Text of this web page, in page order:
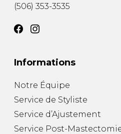
(506) 353-3535
Informations
Notre Équipe
Service de Styliste
Service d’Ajustement
Service Post-